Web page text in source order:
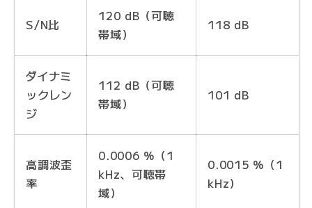
S/N比
120 dB（可聴
帯域）
118 dB
ダイナミ
ックレン
ジ
112 dB（可聴
帯域）
101 dB
高調波歪
率
0.0006 %（1
kHz、可聴帯
域）
0.0015 %（1
kHz）